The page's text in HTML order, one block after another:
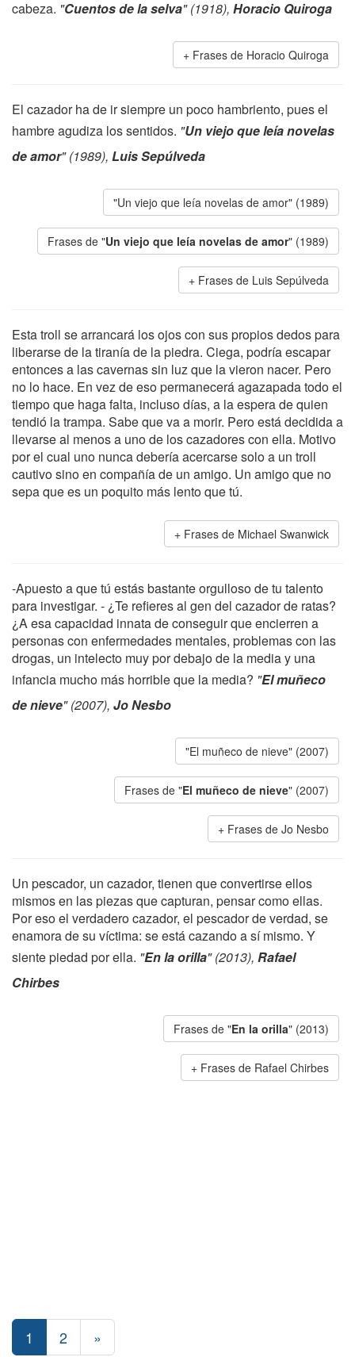
cabeza. "Cuentos de la selva" (1918), Horacio Quiroga
Frases de Horacio Quiroga
El cazador ha de ir siempre un poco hambriento, pues el
hambre agudiza los sentidos. "Un viejo que leía novelas
de amor" (1989), Luis Sepúlveda
"Un viejo que leía novelas de amor" (1989)
Frases de "Un viejo que leía novelas de amor" (1989)
Frases de Luis Sepúlveda
Esta troll se arrancará los ojos con sus propios dedos para
liberarse de la tiranía de la piedra. Ciega, podría escapar
entonces a las cavernas sin luz que la vieron nacer. Pero
no lo hace. En vez de eso permanecerá agazapada todo el
tiempo que haga falta, incluso días, a la espera de quien
tendió la trampa. Sabe que va a morir. Pero está decidida a
llevarse al menos a uno de los cazadores con ella. Motivo
por el cual uno nunca debería acercarse solo a un troll
cautivo sino en compañía de un amigo. Un amigo que no
sepa que es un poquito más lento que tú.
Frases de Michael Swanwick
-Apuesto a que tú estás bastante orgulloso de tu talento
para investigar. - ¿Te refieres al gen del cazador de ratas?
¿A esa capacidad innata de conseguir que encierren a
personas con enfermedades mentales, problemas con las
drogas, un intelecto muy por debajo de la media y una
infancia mucho más horrible que la media? "El muñeco
de nieve" (2007), Jo Nesbo
"El muñeco de nieve" (2007)
Frases de "El muñeco de nieve" (2007)
Frases de Jo Nesbo
Un pescador, un cazador, tienen que convertirse ellos
mismos en las piezas que capturan, pensar como ellas.
Por eso el verdadero cazador, el pescador de verdad, se
enamora de su víctima: se está cazando a sí mismo. Y
siente piedad por ella. "En la orilla" (2013), Rafael
Chirbes
Frases de "En la orilla" (2013)
Frases de Rafael Chirbes
1 2 »